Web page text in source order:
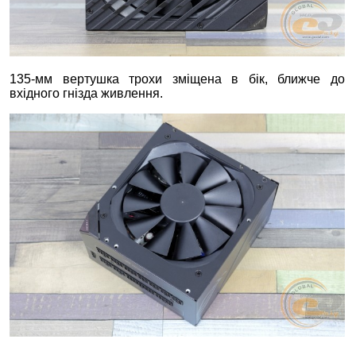
135-мм вертушка трохи зміщена в бік, ближче до
вхідного гнізда живлення.